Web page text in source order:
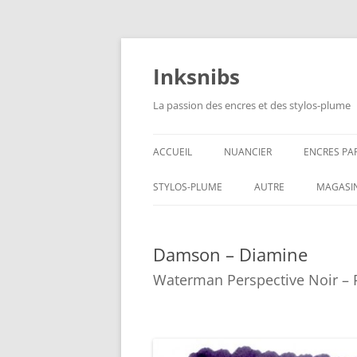
Aller
contenu
Inksnibs
La passion des encres et des stylos-plume
ACCUEIL NUANCIER ENCRES
ENCRES
ENCRES
STYLOS-PLUME AUTRE
CULINAIRE
Damson – Diamine
Waterman Perspective Noir –